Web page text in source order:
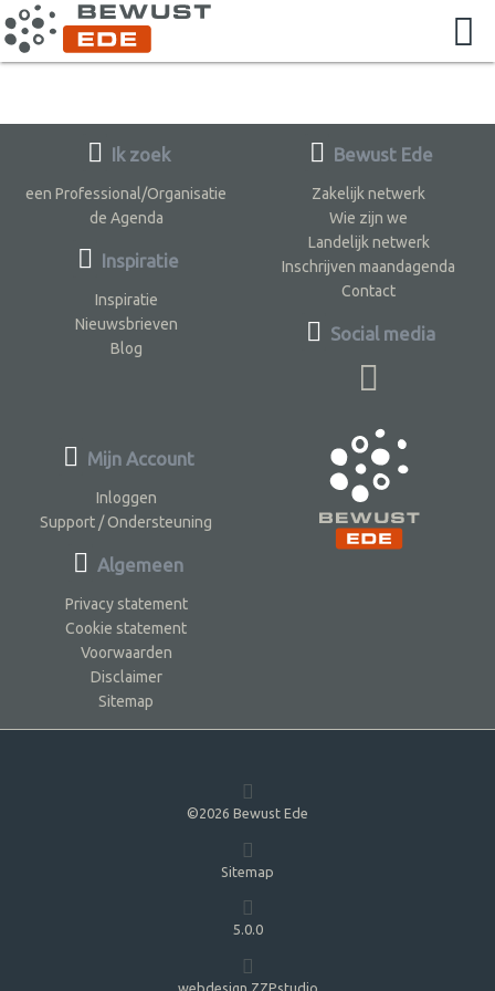
Ik zoek
een Professional/Organisatie
de Agenda
Inspiratie
Inspiratie
Nieuwsbrieven
Blog
Bewust Ede
Zakelijk netwerk
Wie zijn we
Landelijk netwerk
Inschrijven maandagenda
Contact
Social media
Mijn Account
Inloggen
Support / Ondersteuning
Algemeen
Privacy statement
Cookie statement
Voorwaarden
Disclaimer
Sitemap
©2026 Bewust Ede
Sitemap
5.0.0
webdesign ZZPstudio